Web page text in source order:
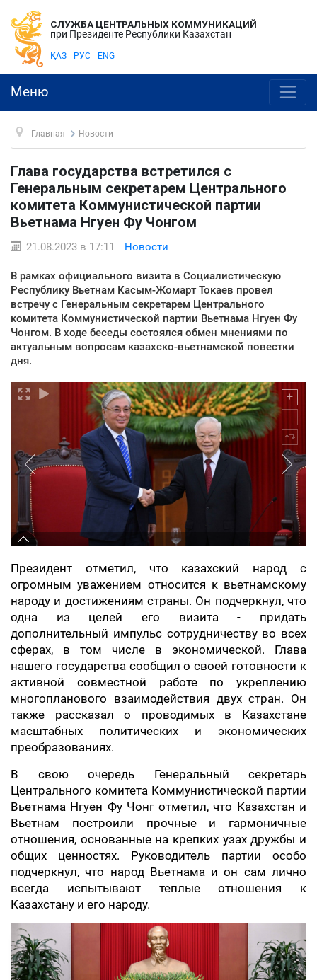
СЛУЖБА ЦЕНТРАЛЬНЫХ КОММУНИКАЦИЙ
при Президенте Республики Казахстан
ҚАЗ РУС ENG
Меню
Главная Новости
Глава государства встретился с
Генеральным секретарем Центрального
комитета Коммунистической партии
Вьетнама Нгуен Фу Чонгом
21.08.2023 в 17:11 Новости
В рамках официального визита в Социалистическую
Республику Вьетнам Касым-Жомарт Токаев провел
встречу с Генеральным секретарем Центрального
комитета Коммунистической партии Вьетнама Нгуен Фу
Чонгом. В ходе беседы состоялся обмен мнениями по
актуальным вопросам казахско-вьетнамской повестки
дня.
Президент отметил, что казахский народ с
огромным уважением относится к вьетнамскому
народу и достижениям страны. Он подчеркнул, что
одна из целей его визита - придать
дополнительный импульс сотрудничеству во всех
сферах, в том числе в экономической. Глава
нашего государства сообщил о своей готовности к
активной совместной работе по укреплению
многопланового взаимодействия двух стран. Он
также рассказал о проводимых в Казахстане
масштабных политических и экономических
преобразованиях.
В свою очередь Генеральный секретарь
Центрального комитета Коммунистической партии
Вьетнама Нгуен Фу Чонг отметил, что Казахстан и
Вьетнам построили прочные и гармоничные
отношения, основанные на крепких узах дружбы и
общих ценностях. Руководитель партии особо
подчеркнул, что народ Вьетнама и он сам лично
всегда испытывают теплые отношения к
Казахстану и его народу.